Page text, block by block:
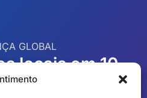
GLOBAL
locais em 10